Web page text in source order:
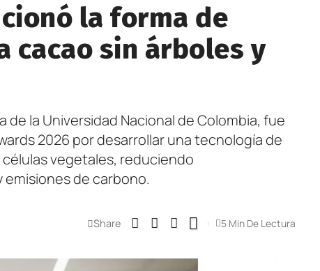
la forma de
cacao sin árboles y
la Universidad Nacional de Colombia, fue
2026 por desarrollar una tecnología de
vegetales, reduciendo
de carbono.
Share 5 Min De Lectura